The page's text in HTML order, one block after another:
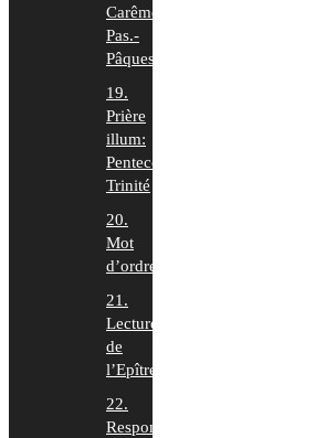
Carême-
Pas.-
Pâques
19.
Prière
illum:
Pentecôte-
Trinité
20.
Mot
d’ordre
21.
Lecture
de
l’Epître
22.
Responsoriums